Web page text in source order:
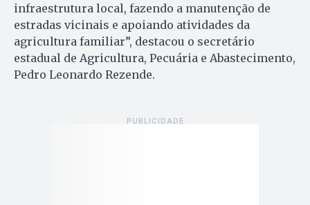
infraestrutura local, fazendo a manutenção de
estradas vicinais e apoiando atividades da
agricultura familiar”, destacou o secretário
estadual de Agricultura, Pecuária e Abastecimento,
Pedro Leonardo Rezende.